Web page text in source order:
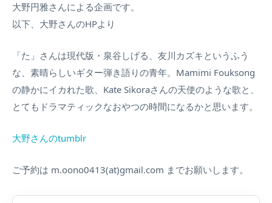
大野円雅さんによる企画です。
以下、大野さんのHPより
「た」さんは現代版・泉谷しげる、友川カズキというふう
な、素晴らしいギター弾き語りの青年。Mamimi Fouksong
の静かにイカれた歌、Kate Sikoraさんの天使のような歌と、
とてもドラマティックなおやつの時間になるかと思います。
大野さんのtumblr
ご予約は m.oono0413(at)gmail.com までお願いします。